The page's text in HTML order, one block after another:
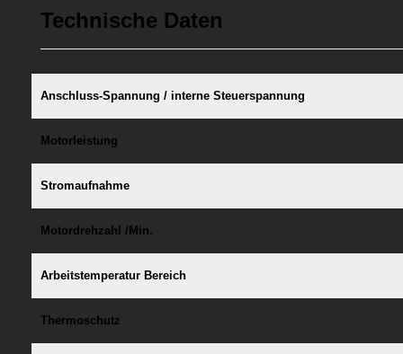
Technische Daten
Anschluss-Spannung / interne Steuerspannung
Motorleistung
Stromaufnahme
Motordrehzahl /Min.
Arbeitstemperatur Bereich
Thermoschutz